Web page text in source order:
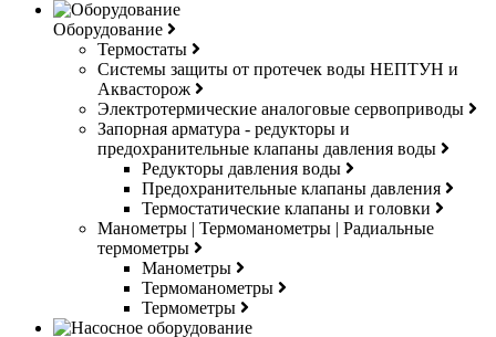
Оборудование
Термостаты
Системы защиты от протечек воды НЕПТУН и
Аквасторож
Электротермические аналоговые сервоприводы
Запорная арматура - редукторы и
предохранительные клапаны давления воды
Редукторы давления воды
Предохранительные клапаны давления
Термостатические клапаны и головки
Манометры | Термоманометры | Радиальные
термометры
Манометры
Термоманометры
Термометры